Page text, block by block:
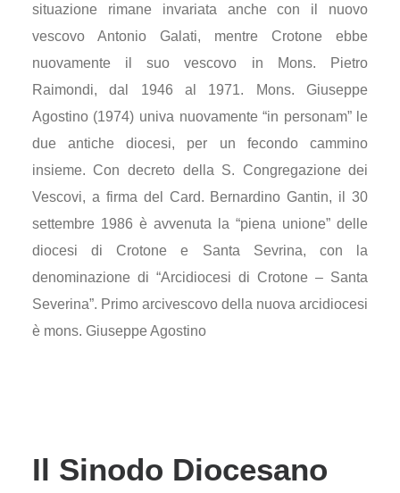
situazione rimane invariata anche con il nuovo
vescovo Antonio Galati, mentre Crotone ebbe
nuovamente il suo vescovo in Mons. Pietro
Raimondi, dal 1946 al 1971. Mons. Giuseppe
Agostino (1974) univa nuovamente “in personam” le
due antiche diocesi, per un fecondo cammino
insieme. Con decreto della S. Congregazione dei
Vescovi, a firma del Card. Bernardino Gantin, il 30
settembre 1986 è avvenuta la “piena unione” delle
diocesi di Crotone e Santa Sevrina, con la
denominazione di “Arcidiocesi di Crotone – Santa
Severina”. Primo arcivescovo della nuova arcidiocesi
è mons. Giuseppe Agostino
Il Sinodo Diocesano